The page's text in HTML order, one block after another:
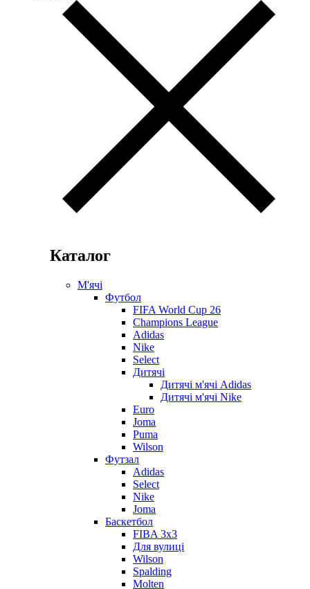
Каталог
М'ячі
Футбол
FIFA World Cup 26
Champions League
Adidas
Nike
Select
Дитячі
Дитячі м'ячі Adidas
Дитячі м'ячі Nike
Euro
Joma
Puma
Wilson
Футзал
Adidas
Select
Nike
Joma
Баскетбол
FIBA 3x3
Для вулиці
Wilson
Spalding
Molten